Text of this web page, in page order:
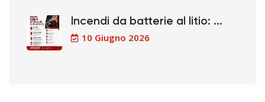
Incendi da batterie al litio: ...
10 Giugno 2026